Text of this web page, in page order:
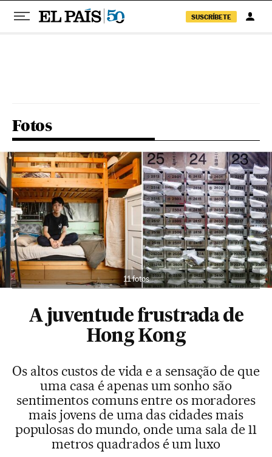
SUSCRÍBETE
Fotos
11 fotos
A juventude frustrada de
Hong Kong
Os altos custos de vida e a sensação de que
uma casa é apenas um sonho são
sentimentos comuns entre os moradores
mais jovens de uma das cidades mais
populosas do mundo, onde uma sala de 11
metros quadrados é um luxo